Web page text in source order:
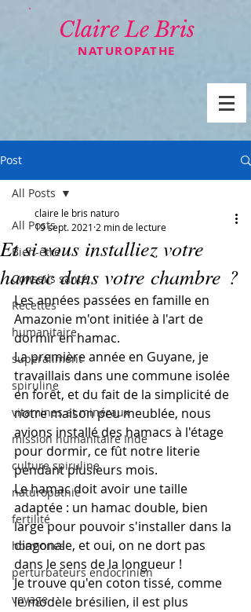
Claire Le Bris
NATUROPATHE
Post
All Posts
Bien-être
Conseils santé
Recettes
humanitaire
superaliment
spiruline
vitamines et minéraux
mission humanitaire Inde
culture spiruline
naturopathie
fertilité
hormones
perturbateurs endocrinien
voyage
All Posts
Et si vous installiez votre
hamac dans votre chambre ?
claire le bris naturo
19 sept. 2021 2 min de lecture
Les années passées en famille en
Amazonie m'ont initiée à l'art de
dormir en hamac.
La première année en Guyane, je
travaillais dans une commune isolée
en forêt, et du fait de la simplicité de
notre maison peu meublée, nous
avions installé des hamacs à l'étage
pour dormir, ce fût notre literie
pendant plusieurs mois.
Le hamac doit avoir une taille
adaptée : un hamac double, bien
large pour pouvoir s'installer dans la
diagonale, et oui, on ne dort pas
dans le sens de la longueur !
Je trouve qu'en coton tissé, comme
le modèle brésilien, il est plus